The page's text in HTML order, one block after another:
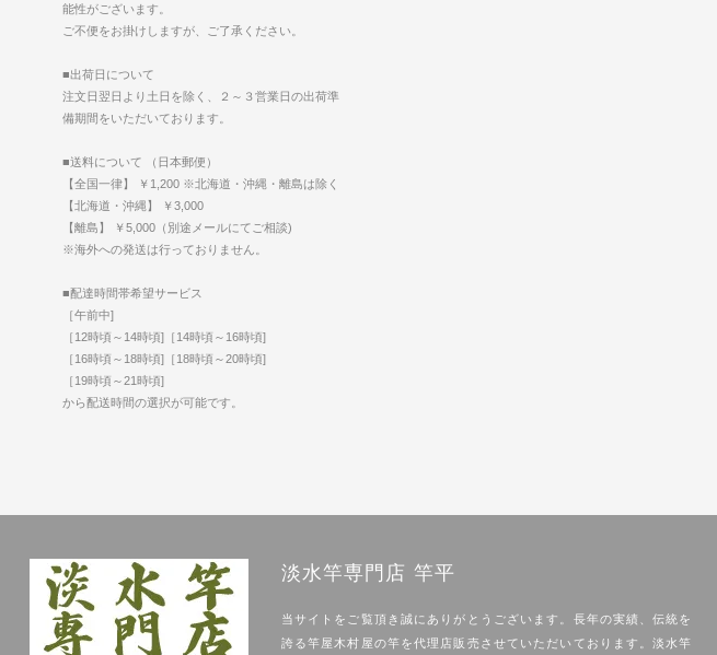
能性がございます。
ご不便をお掛けしますが、ご了承ください。
■出荷日について
注文日翌日より土日を除く、２～３営業日の出荷準
備期間をいただいております。
■送料について （日本郵便）
【全国一律】 ￥1,200 ※北海道・沖縄・離島は除く
【北海道・沖縄】 ￥3,000
【離島】 ￥5,000（別途メールにてご相談)
※海外への発送は行っておりません。
■配達時間帯希望サービス
［午前中]
［12時頃～14時頃]［14時頃～16時頃]
［16時頃～18時頃]［18時頃～20時頃]
［19時頃～21時頃]
から配送時間の選択が可能です。
淡水竿専門店 竿平
当サイトをご覧頂き誠にありがとうございます。長年の実績、伝統を
誇る竿屋木村屋の竿を代理店販売させていただいております。淡水竿